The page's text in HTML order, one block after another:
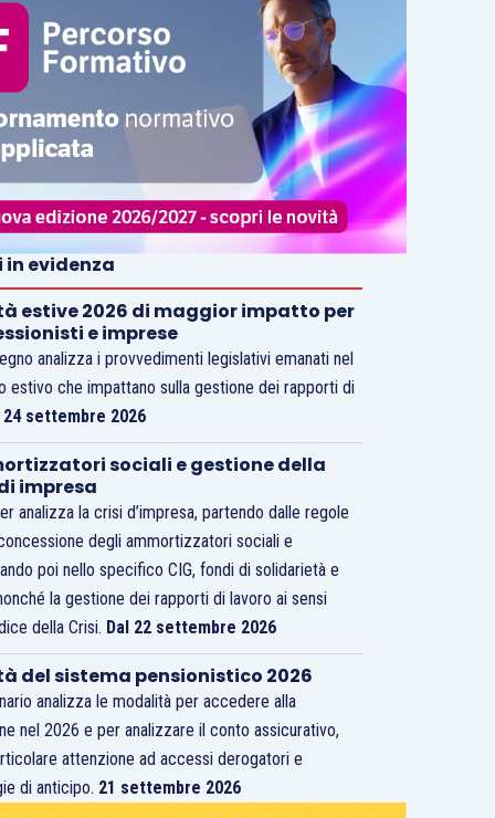
in evidenza
estive 2026 di maggior impatto per
e imprese
analizza i provvedimenti legislativi emanati nel
estivo che impattano sulla gestione dei rapporti di
24 settembre 2026
sociali e gestione della
impresa
analizza la crisi d’impresa, partendo dalle regole
degli ammortizzatori sociali e
poi nello specifico CIG, fondi di solidarietà e
la gestione dei rapporti di lavoro ai sensi
della Crisi. Dal 22 settembre 2026
del sistema pensionistico 2026
analizza le modalità per accedere alla
nel 2026 e per analizzare il conto assicurativo,
attenzione ad accessi derogatori e
di anticipo. 21 settembre 2026